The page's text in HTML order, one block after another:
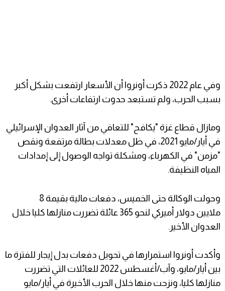
وفي عام 2022 ذكرت أونروا أن الأسعار ارتفعت بشكل أكبر
بسبب الحرب، ولم تستبعد حدوث ارتفاعات أخرى.
ومازال قطاع غزة "يكافح" للتعافي من آثار العدوان الإسرائيلي
في أيار/مايو 2021، في ظل معدلات بطالة مرتفعة ونقص
"مزمن" في الكهرباء، ومشكلة تواجه الوصول إلى إمدادات
المياه النظيفة.
وحولت الوكالة حتى الخميس، دفعات مالية بقيمة 8
ملايين دولار أميركي لنحو 365 عائلة تضررت منازلها كليا خلال
العدوان الأخير.
وأكدت أونروا استمرارها في تحويل دفعات بدل إيجار للفترة ما
بين أيار/مايو، وآب/أغسطس 2022 للعائلات التي تضررت
منازلها كليا، ونزحت منها خلال الحرب الأخيرة في أيار/مايو